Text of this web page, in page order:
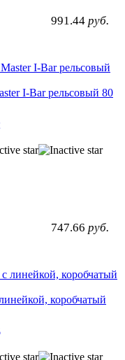
991.44 руб.
I-Bar рельсовый 80
747.66 руб.
коробчатый